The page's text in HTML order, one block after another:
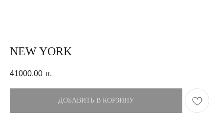
NEW YORK
41000,00 тг.
ДОБАВИТЬ В КОРЗИНУ